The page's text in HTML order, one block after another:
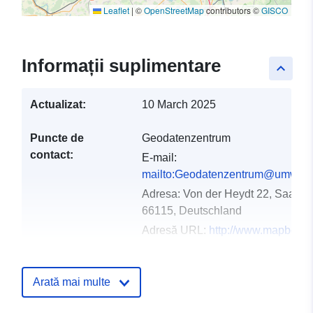
Leaflet | ©OpenStreetMapcontributors ©GISCO
keyboard_arrow_up
Informații suplimentare
Actualizat: 10 March 2025
Puncte de
contact:
Geodatenzentrum
E-mail:
Adresa: Von der Heydt 22,
66115, Deutschland
Adresă URL: http://
Registru catalog:
Arată mai multe